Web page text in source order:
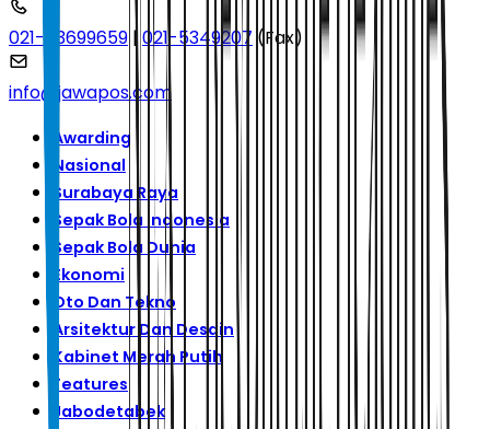
021-53699659 |021-5349207 (Fax)
info@jawapos.com
Awarding
Nasional
Surabaya Raya
Sepak Bola Indonesia
Sepak Bola Dunia
Ekonomi
Oto Dan Tekno
Arsitektur Dan Desain
Kabinet Merah Putih
Features
Jabodetabek